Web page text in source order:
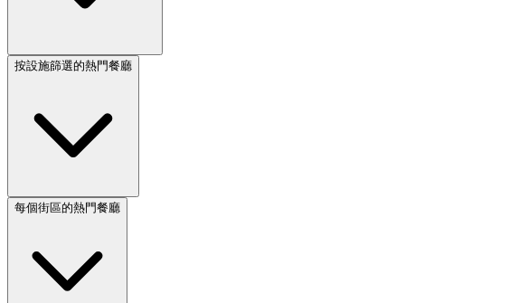
按設施篩選的熱門餐廳
每個街區的熱門餐廳